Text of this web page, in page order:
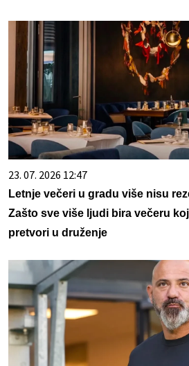
23. 07. 2026 12:47
Letnje večeri u gradu više nisu
Zašto sve više ljudi bira večeru
pretvori u druženje